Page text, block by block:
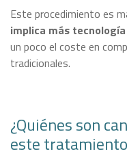
Este procedimiento es
implica más
un poco el coste en
tradicionales.
¿Quiénes son
este